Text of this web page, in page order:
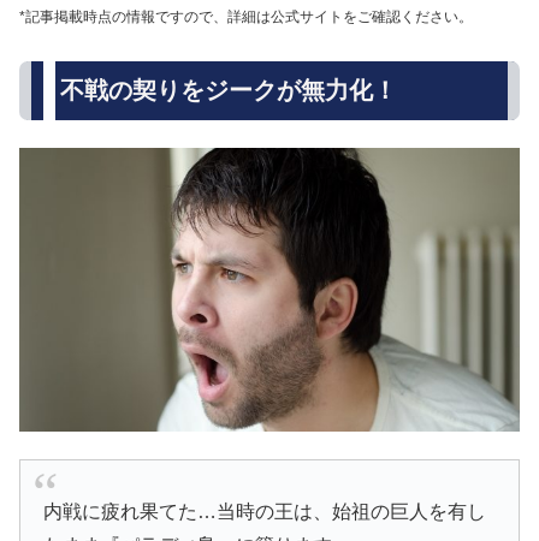
*記事掲載時点の情報ですので、詳細は公式サイトをご確認ください。
不戦の契りをジークが無力化！
内戦に疲れ果てた…当時の王は、始祖の巨人を有し